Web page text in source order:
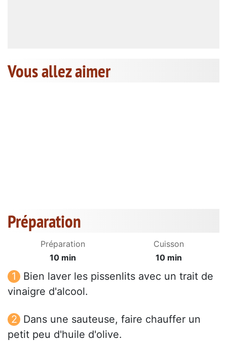
Vous allez aimer
Préparation
Préparation
10 min
Cuisson
10 min
Bien laver les pissenlits avec un trait de
vinaigre d'alcool.
Dans une sauteuse, faire chauffer un
petit peu d'huile d'olive.